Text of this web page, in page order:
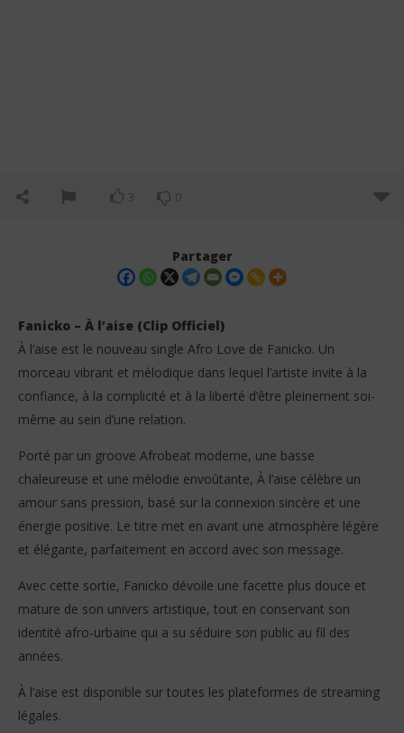
3 0
NOW VIEWING
Fanicko – À l’aise (Clip Officiel)
26
février
2026
Partager
Fanicko – À l’aise (Clip Officiel)
À l’aise est le nouveau single Afro Love de Fanicko. Un
morceau vibrant et mélodique dans lequel l’artiste invite à la
confiance, à la complicité et à la liberté d’être pleinement soi-
même au sein d’une relation.
Porté par un groove Afrobeat moderne, une basse
chaleureuse et une mélodie envoûtante, À l’aise célèbre un
amour sans pression, basé sur la connexion sincère et une
énergie positive. Le titre met en avant une atmosphère légère
et élégante, parfaitement en accord avec son message.
Avec cette sortie, Fanicko dévoile une facette plus douce et
mature de son univers artistique, tout en conservant son
identité afro-urbaine qui a su séduire son public au fil des
années.
À l’aise est disponible sur toutes les plateformes de streaming
légales.